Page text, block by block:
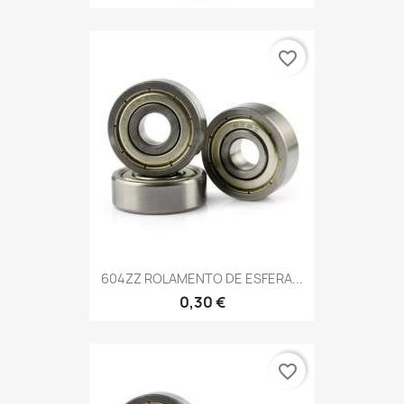
604ZZ ROLAMENTO DE ESFERA...
0,30 €
favorite_border
favorite_border